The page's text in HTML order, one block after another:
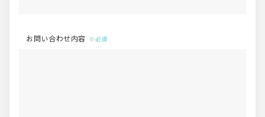
お問い合わせ内容